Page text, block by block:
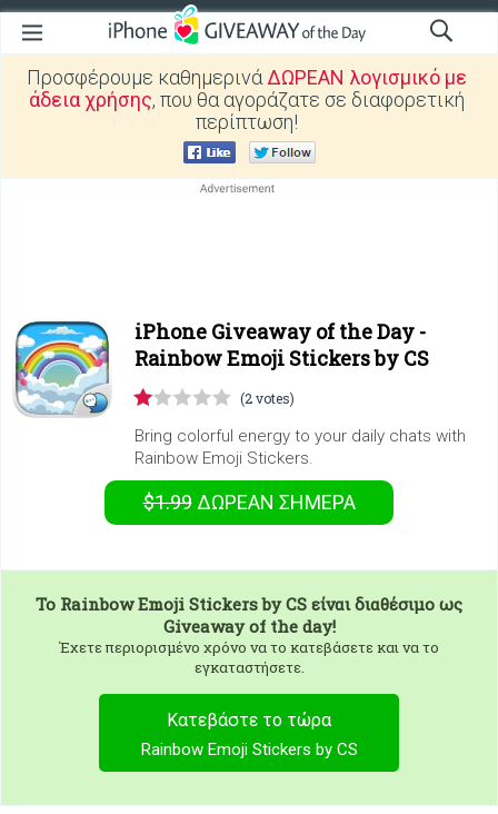
Προσφέρουμε καθημερινά ΔΩΡΕΑΝ λογισμικό με
άδεια χρήσης, που θα αγοράζατε σε διαφορετική
περίπτωση!
iPhone Giveaway of the Day -
Rainbow Emoji Stickers by CS
(2 votes)
Bring colorful energy to your daily chats with
Rainbow Emoji Stickers.
$1.99 ΔΩΡΕΑΝ ΣΉΜΕΡΑ
To Rainbow Emoji Stickers by CS είναι διαθέσιμο ως
Giveaway of the day!
Έχετε περιορισμένο χρόνο να το κατεβάσετε και να το
εγκαταστήσετε.
Κατεβάστε το τώρα
Rainbow Emoji Stickers by CS